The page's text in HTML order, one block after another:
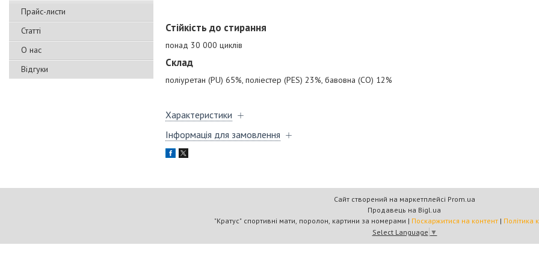
Прайс-листи
Статті
О нас
Відгуки
Стійкість до стирання
понад 30 000 циклів
Склад
поліуретан (PU) 65%, поліестер (PES) 23%, бавовна (CO) 12%
Характеристики
Інформація для замовлення
Сайт створений на маркетплейсі Prom.ua
Продавець на Bigl.ua
"Кратус" спортивні мати, поролон, картини за номерами | Поскаржитися на контент | Політика
Select Language ▼